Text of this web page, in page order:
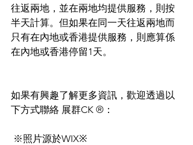
往返兩地，並在兩地均提供服務，則按
半天計算。但如果在同一天往返兩地而
只有在內地或香港提供服務，則應算係
在內地或香港停留1天。
如果有興趣了解更多資訊，歡迎透過以
下方式聯絡 展群CK ®：
※照片源於WIX※